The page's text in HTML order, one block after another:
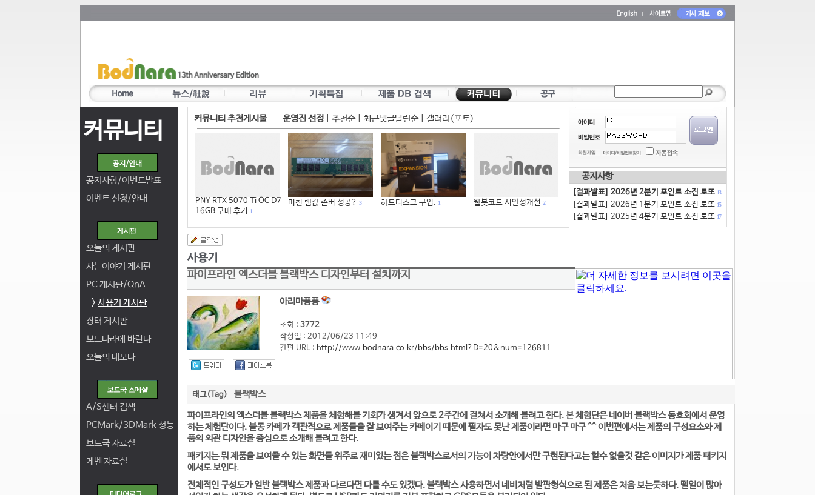
커뮤니티
공지사항/이벤트발표
이벤트 신청/안내
오늘의 게시판
사는이야기 게시판
PC 게시판/QnA
-> 사용기 게시판
장터 게시판
보드나라에 바란다
오늘의 네모다
A/S센터 검색
PCMark/3DMark 성능
보드국 자료실
케벤 자료실
커뮤니티 추천게시물 운영진 선정 추천순| 최근댓글달린순| 갤러리(포토)
PNY RTX 5070 Ti OC D7
16GB 구매 후기
1
미친 램값 존버 성공? 3 하드디스크 구입. 1 웹봇코드 시안성개선 2
공지사항
[결과발표] 2026년 2분기 포인트 소진 로또 13
[결과발표] 2026년 1분기 포인트 소진 로또 15
[결과발표] 2025년 4분기 포인트 소진 로또 17
파이프라인 엑스더블 블랙박스 디자인부터 설치까지
아리마퐁퐁
조회 : 3772
작성일 : 2012/06/23 11:49
간편 URL : http://www.bodnara.co.kr/bbs/bbs.html?D=20&num=126811
태그(Tag) 블랙박스
파이프라인의 엑스더블 블랙박스 제품을 체험해볼 기회가 생겨서 앞으로 2주간에 걸쳐서 소개해 볼려고 한다. 본 체험단은 네이버 블랙박스 동호회에서 운영
하는 체험단이다. 블동 카페가 객관적으로 제품들을 잘 보여주는 카페이기 때문에 필자도 못난 제품이라면 마구 마구 ^^ 이번편에서는 제품의 구성요소와 제
품의 외관 디자인을 중심으로 소개해 볼려고 한다.
패키지는 뭐 제품을 보여줄 수 있는 화면들 위주로 재미있는 점은 블랙박스로서의 기능이 차량안에서만 구현된다고는 할수 없을것 같은 이미지가 제품 패키지
에서도 보인다.
전체적인 구성도가 일반 블랙박스 제품과 다르다면 다를 수도 있겠다. 블랙박스 사용하면서 네비처럼 발판형식으로 된 제품은 처음 보는듯하다. 뗄일이 많아